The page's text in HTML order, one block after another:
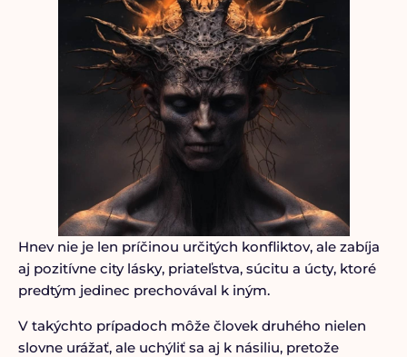
Hnev nie je len príčinou určitých konfliktov, ale zabíja
aj pozitívne city lásky, priateľstva, súcitu a úcty, ktoré
predtým jedinec prechovával k iným.
V takýchto prípadoch môže človek druhého nielen
slovne urážať, ale uchýliť sa aj k násiliu, pretože